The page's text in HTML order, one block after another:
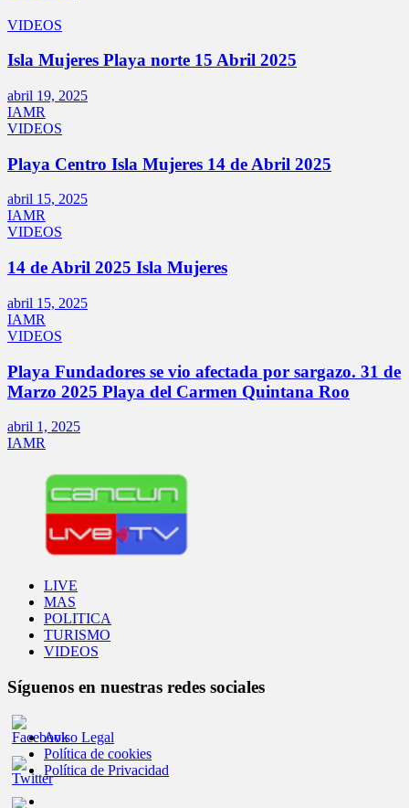
VIDEOS
Isla Mujeres Playa norte 15 Abril 2025
abril 19, 2025
IAMR
VIDEOS
Playa Centro Isla Mujeres 14 de Abril 2025
abril 15, 2025
IAMR
VIDEOS
14 de Abril 2025 Isla Mujeres
abril 15, 2025
IAMR
VIDEOS
Playa Fundadores se vio afectada por sargazo. 31 de
Marzo 2025 Playa del Carmen Quintana Roo
abril 1, 2025
IAMR
LIVE
MAS
POLITICA
TURISMO
VIDEOS
Síguenos en nuestras redes sociales
Aviso Legal
Política de cookies
Política de Privacidad